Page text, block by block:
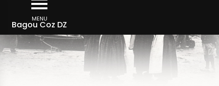
main
content
MENU
Bagou Coz DZ